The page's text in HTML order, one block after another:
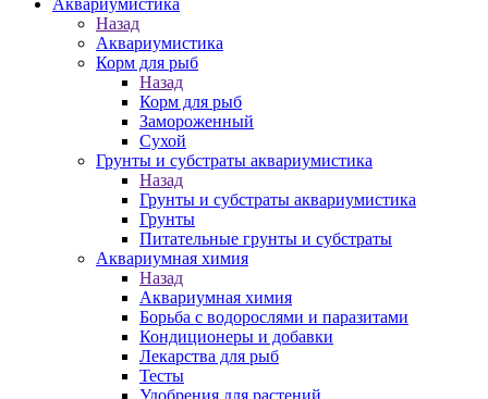
Аквариумистика
Назад
Аквариумистика
Корм для рыб
Назад
Корм для рыб
Замороженный
Сухой
Грунты и субстраты аквариумистика
Назад
Грунты и субстраты аквариумистика
Грунты
Питательные грунты и субстраты
Аквариумная химия
Назад
Аквариумная химия
Борьба с водорослями и паразитами
Кондиционеры и добавки
Лекарства для рыб
Тесты
Удобрения для растений